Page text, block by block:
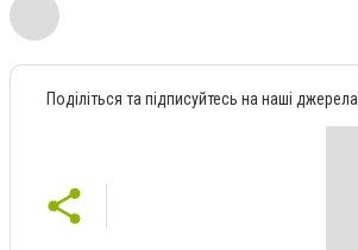
Поділіться та підписуйтесь на наші джерела